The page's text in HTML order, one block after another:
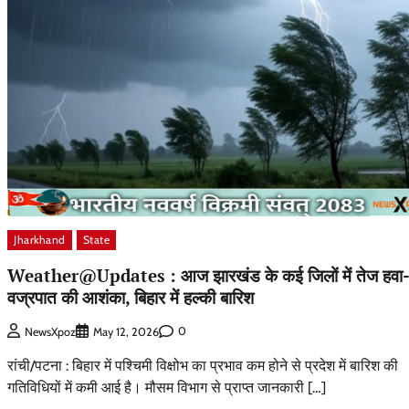
Jharkhand State
Weather@Updates : आज झारखंड के कई जिलों में तेज हवा-
वज्रपात की आशंका, बिहार में हल्की बारिश
NewsXpoz May 12, 2026 0
रांची/पटना : बिहार में पश्चिमी विक्षोभ का प्रभाव कम होने से प्रदेश में बारिश की
गतिविधियों में कमी आई है। मौसम विभाग से प्राप्त जानकारी […]